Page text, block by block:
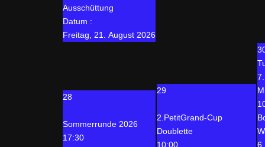
Ausschüttung
Datum :
Freitag, 21. August 2026
28
Sommerrunde 2026
17:30
29
2.PetitGrand-Cup
Doublette
10:00